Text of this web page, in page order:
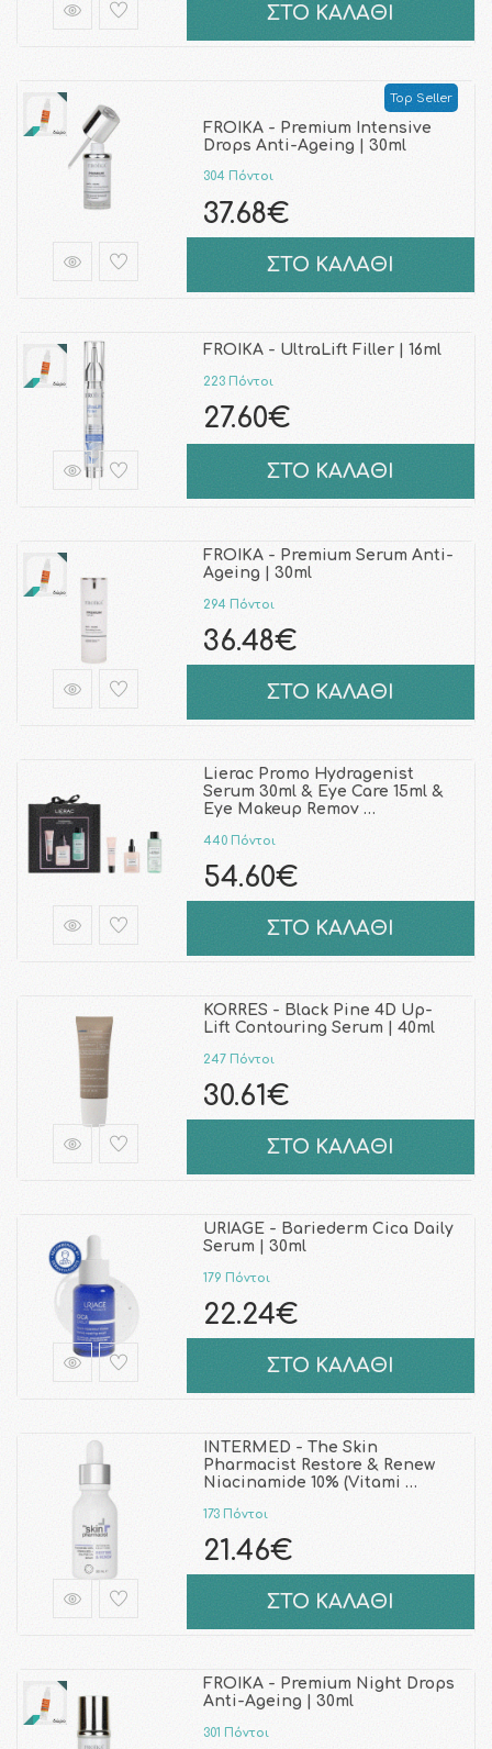
ΣΤΟ ΚΑΛΑΘΙ
Top Seller
FROIKA - Premium Intensive
Drops Anti-Ageing | 30ml
304 Πόντοι
37.68€
ΣΤΟ ΚΑΛΑΘΙ
FROIKA - UltraLift Filler | 16ml
223 Πόντοι
27.60€
ΣΤΟ ΚΑΛΑΘΙ
FROIKA - Premium Serum Anti-
Ageing | 30ml
294 Πόντοι
36.48€
ΣΤΟ ΚΑΛΑΘΙ
Lierac Promo Hydragenist
Serum 30ml & Eye Care 15ml &
Eye Makeup Remov …
440 Πόντοι
54.60€
ΣΤΟ ΚΑΛΑΘΙ
KORRES - Black Pine 4D Up-
Lift Contouring Serum | 40ml
247 Πόντοι
30.61€
ΣΤΟ ΚΑΛΑΘΙ
URIAGE - Bariederm Cica Daily
Serum | 30ml
179 Πόντοι
22.24€
ΣΤΟ ΚΑΛΑΘΙ
INTERMED - The Skin
Pharmacist Restore & Renew
Niacinamide 10% (Vitami …
173 Πόντοι
21.46€
ΣΤΟ ΚΑΛΑΘΙ
FROIKA - Premium Night Drops
Anti-Ageing | 30ml
301 Πόντοι